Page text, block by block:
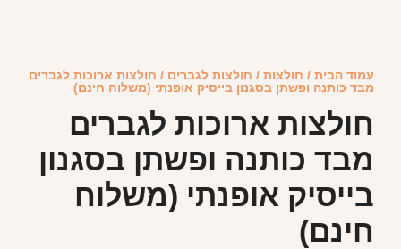
עמוד הבית / חולצות / חולצות לגברים / חולצות ארוכות לגברים
מבד כותנה ופשתן בסגנון בייסיק אופנתי (משלוח חינם)
חולצות ארוכות לגברים
מבד כותנה ופשתן בסגנון
בייסיק אופנתי (משלוח
חינם)